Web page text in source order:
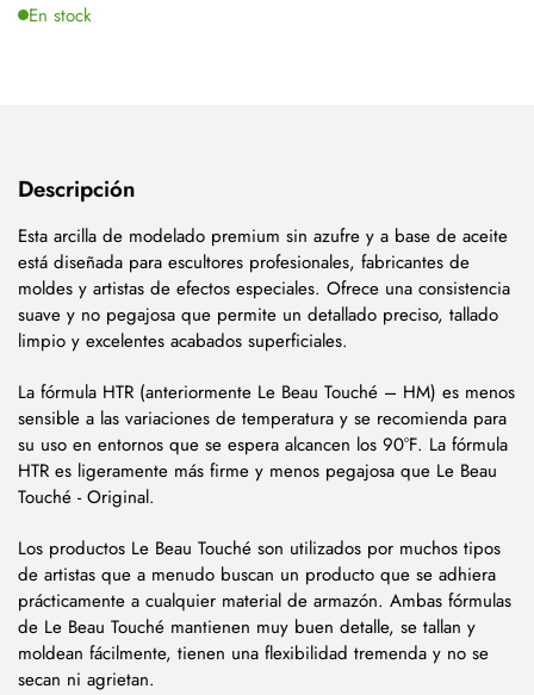
En stock
Descripción
Esta arcilla de modelado premium sin azufre y a base de aceite
está diseñada para escultores profesionales, fabricantes de
moldes y artistas de efectos especiales. Ofrece una consistencia
suave y no pegajosa que permite un detallado preciso, tallado
limpio y excelentes acabados superficiales.
La fórmula HTR (anteriormente Le Beau Touché – HM) es menos
sensible a las variaciones de temperatura y se recomienda para
su uso en entornos que se espera alcancen los 90°F. La fórmula
HTR es ligeramente más firme y menos pegajosa que Le Beau
Touché - Original.
Los productos Le Beau Touché son utilizados por muchos tipos
de artistas que a menudo buscan un producto que se adhiera
prácticamente a cualquier material de armazón. Ambas fórmulas
de Le Beau Touché mantienen muy buen detalle, se tallan y
moldean fácilmente, tienen una flexibilidad tremenda y no se
secan ni agrietan.